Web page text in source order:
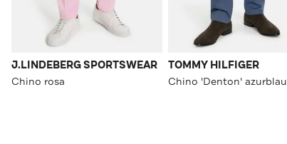
J.LINDEBERG SPORTSWEAR
Chino rosa
TOMMY HILFIGER
Chino 'Denton' azurblau